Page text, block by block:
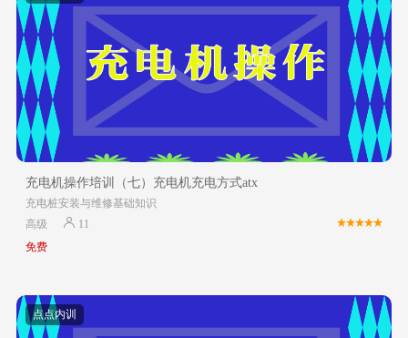
充电机操作培训（七）充电机充电方式atx
充电桩安装与维修基础知识
高级
11
免费
点点内训